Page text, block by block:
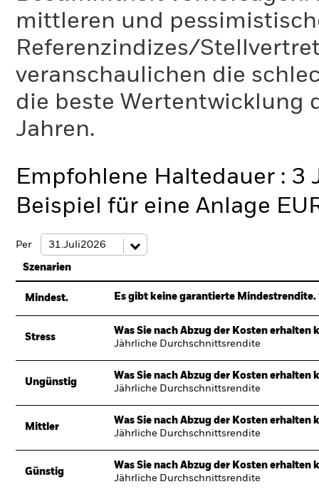
mittleren und
Referenzindizes/
veranschaulichen die
die beste Wertentwicklung
Jahren.
Empfohlene Haltedauer : 3
Beispiel für eine Anlage
Per
Szenarien
Mindest. Es gibt keine garantierte
Stress
Was Sie nach Abzug der Kosten erhalten
Jährliche Durchschnittsrendite
Ungünstig
Was Sie nach Abzug der Kosten erhalten
Jährliche Durchschnittsrendite
Mittler
Was Sie nach Abzug der Kosten erhalten
Jährliche Durchschnittsrendite
Günstig
Was Sie nach Abzug der Kosten erhalten
Jährliche Durchschnittsrendite